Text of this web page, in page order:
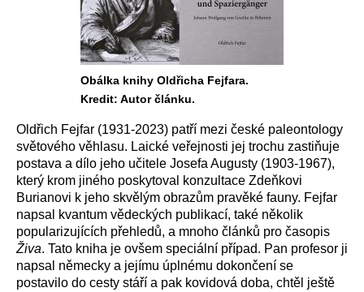
Obálka knihy Oldřicha Fejfara.
Kredit: Autor článku.
Oldřich Fejfar (1931-2023) patří mezi české paleontology
světového věhlasu. Laické veřejnosti jej trochu zastiňuje
postava a dílo jeho učitele Josefa Augusty (1903-1967),
který krom jiného poskytoval konzultace Zdeňkovi
Burianovi k jeho skvělým obrazům pravěké fauny. Fejfar
napsal kvantum vědeckých publikací, také několik
popularizujících přehledů, a mnoho článků pro časopis
Živa. Tato kniha je ovšem speciální případ. Pan profesor ji
napsal německy a jejímu úplnému dokončení se
postavilo do cesty stáří a pak kovidová doba, chtěl ještě